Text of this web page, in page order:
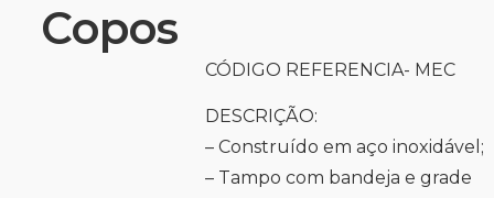
Copos
CÓDIGO REFERENCIA- MEC
DESCRIÇÃO:
– Construído em aço inoxidável;
– Tampo com bandeja e grade